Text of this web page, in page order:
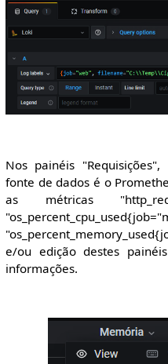
Nos painéis
fonte de dados é o
as métricas
e/ou edição destes
informações.